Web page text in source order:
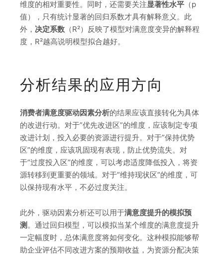
维度的相对重要性。同时，还需要关注显著性水平 （p
值），只有统计显著的回归系数才具有解释意义。此
外， 决定系数 （R²）反映了模型对满意度变异的解释程
度，R²越高说明模型拟合越好。
分析结果的应用方向
消费者满意度驱动因素分析的结果应该直接转化为具体
的改进行动。对于”优先改进区”的维度，应该制定专项
改进计划，投入必要的资源进行提升。对于”保持优势
区”的维度，应该巩固现有表现，防止优势流失。对
于”过度投入区”的维度，可以考虑适度降低投入，将资
源转移到更重要的领域。对于”维持现状区”的维度，可
以保持现有水平，不必过度关注。
此外，驱动因素分析还可以用于满意度提升的模拟预
测。通过回归模型，可以模拟当某个维度的满意度提升
一定幅度时，总体满意度将如何变化。这种模拟能够帮
助企业评估不同改进方案的预期收益，为资源分配决策